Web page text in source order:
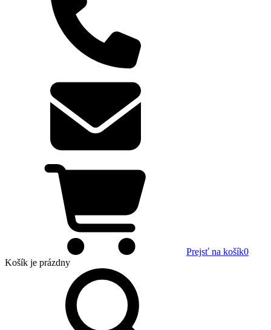
Prejsť na košík0
Košík je prázdny